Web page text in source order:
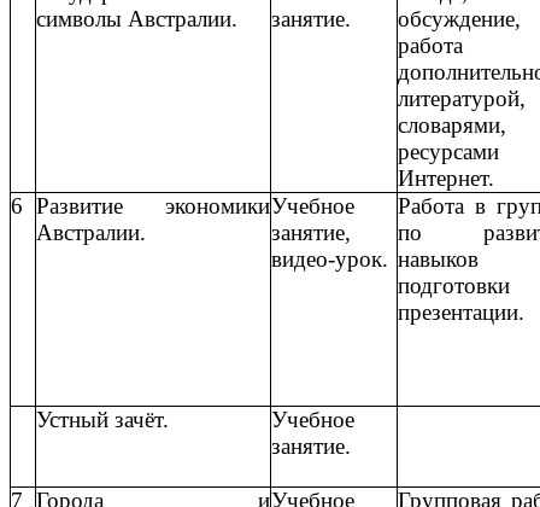
символы Австралии.
занятие.
обсуждение,
литературой,
словарями,
ресурсами
Интернет.
6 Развитие экономики
Австралии.
Учебное
занятие,
видео-урок.
Работа в
по
навыков
презентации.
Устный зачёт.
Учебное
занятие.
7 Города иУчебное
Групповая